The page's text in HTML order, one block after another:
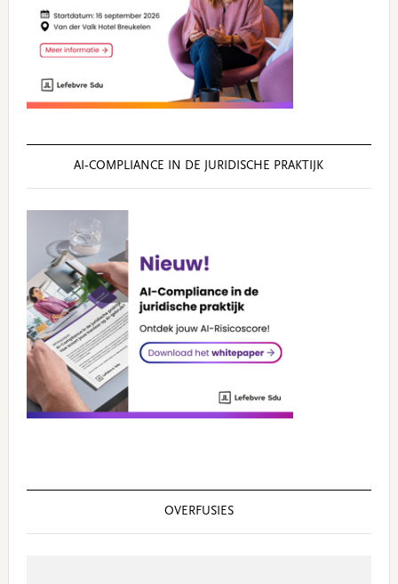
AI‑COMPLIANCE IN DE JURIDISCHE PRAKTIJK
OVERFUSIES